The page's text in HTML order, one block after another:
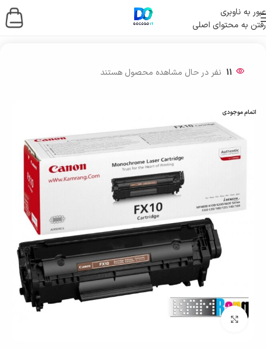
عبور به ناوبری
رفتن به محتوای اصلی
خانه/ چاپگرها و اسکنرها
11 نفر در حال مشاهده محصول هستند
اتمام موجودی
بزرگنمایی تصویر